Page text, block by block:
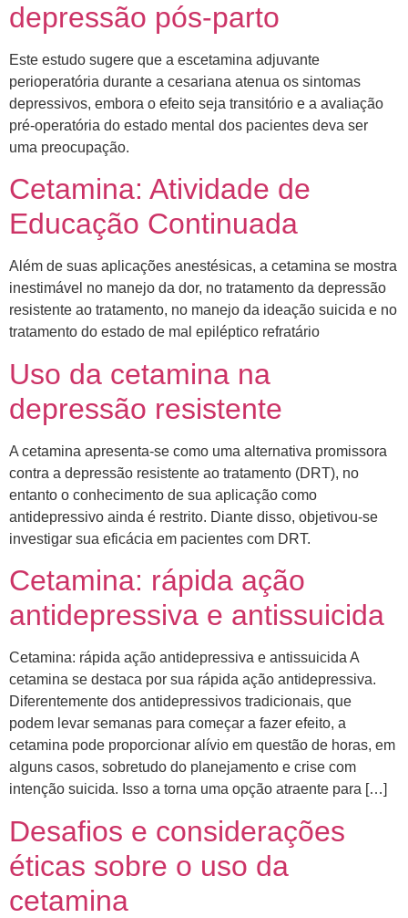
depressão pós-parto
Este estudo sugere que a escetamina adjuvante
perioperatória durante a cesariana atenua os sintomas
depressivos, embora o efeito seja transitório e a avaliação
pré-operatória do estado mental dos pacientes deva ser
uma preocupação.
Cetamina: Atividade de
Educação Continuada
Além de suas aplicações anestésicas, a cetamina se mostra
inestimável no manejo da dor, no tratamento da depressão
resistente ao tratamento, no manejo da ideação suicida e no
tratamento do estado de mal epiléptico refratário
Uso da cetamina na
depressão resistente
A cetamina apresenta-se como uma alternativa promissora
contra a depressão resistente ao tratamento (DRT), no
entanto o conhecimento de sua aplicação como
antidepressivo ainda é restrito. Diante disso, objetivou-se
investigar sua eficácia em pacientes com DRT.
Cetamina: rápida ação
antidepressiva e antissuicida
Cetamina: rápida ação antidepressiva e antissuicida A
cetamina se destaca por sua rápida ação antidepressiva.
Diferentemente dos antidepressivos tradicionais, que
podem levar semanas para começar a fazer efeito, a
cetamina pode proporcionar alívio em questão de horas, em
alguns casos, sobretudo do planejamento e crise com
intenção suicida. Isso a torna uma opção atraente para […]
Desafios e considerações
éticas sobre o uso da
cetamina